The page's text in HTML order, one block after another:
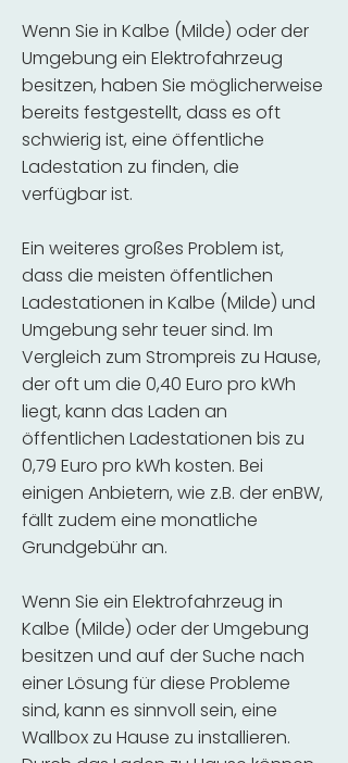
Wenn Sie in Kalbe (Milde) oder der
Umgebung ein Elektrofahrzeug
besitzen, haben Sie möglicherweise
bereits festgestellt, dass es oft
schwierig ist, eine öffentliche
Ladestation zu finden, die
verfügbar ist.
Ein weiteres großes Problem ist,
dass die meisten öffentlichen
Ladestationen in Kalbe (Milde) und
Umgebung sehr teuer sind. Im
Vergleich zum Strompreis zu Hause,
der oft um die 0,40 Euro pro kWh
liegt, kann das Laden an
öffentlichen Ladestationen bis zu
0,79 Euro pro kWh kosten. Bei
einigen Anbietern, wie z.B. der enBW,
fällt zudem eine monatliche
Grundgebühr an.
Wenn Sie ein Elektrofahrzeug in
Kalbe (Milde) oder der Umgebung
besitzen und auf der Suche nach
einer Lösung für diese Probleme
sind, kann es sinnvoll sein, eine
Wallbox zu Hause zu installieren.